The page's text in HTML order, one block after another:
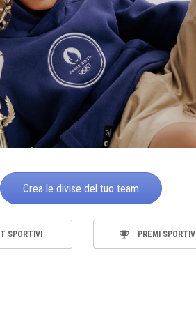
Crea le divise del tuo team
SPORTIVI PREMI SPORTIVI